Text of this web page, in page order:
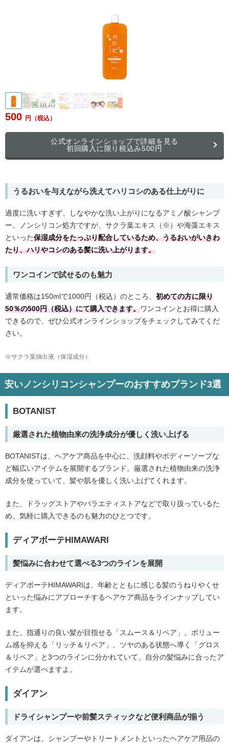
500
公式オンラインショップで詳細を見る
初回購入に限り税込み500円
うるおいを与えながら洗えてハリコシのある仕上がりに
過度に洗いすぎず、しなやかな洗い上がりになるアミノ酸シャンプ
ー。ノンシリコン処方ですが、サクラ葉エキス（※）や海藻エキス
といった保湿成分をたっぷり配合しているため、うるおいがいきわ
たり、ハリやコシのある髪に洗い上がります。
ワンコインで試せるのも魅力
通常価格は150mlで1000円（税込）のところ、 初めての方に限り
50％の500円（税込）にて購入できます。ワンコインとお得に購入
できるので、ぜひ公式オンラインショップをチェックしてみてくだ
さい。
※サクラ葉抽出液（保湿成分）
安いノンシリコンシャンプーのおすすめブランド3選
BOTANIST
厳選された植物由来の洗浄成分が優しく洗い上げる
BOTANISTは、ヘアケア商品を中心に、洗顔料やボディーソープな
ど幅広いアイテムを展開するブランド。厳選された植物由来の洗浄
成分を使っていて、髪や肌を優しく洗い上げてくれます。
また、ドラッグストアやバラエティストアなどで取り扱っているた
め、気軽に購入できるのも魅力のひとつです。
ディアボーテHIMAWARI
髪悩みに合わせて選べる3つのラインを展開
ディアボーテHIMAWARIは、年齢とともに感じる髪のうねりやくせ
といった悩みにアプローチするヘアケア商品をラインナップしてい
ます。
また、指通りの良い髪が目指せる「スムース＆リペア」、ボリュー
ム感を抑える「リッチ＆リペア」、ツヤのある状態へ導く「グロス
＆リペア」と3つのラインに分かれていて、自分の髪悩みに合ったア
イテムが選べますよ。
ダイアン
ドライシャンプーや前髪スティックなど便利商品が揃う
ダイアンは、シャンプーやトリートメントといったヘアケア用品の